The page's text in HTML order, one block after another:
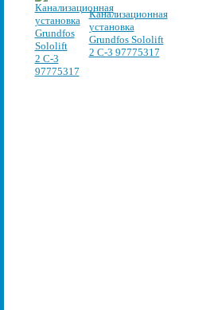
Канализационная
установка
Grundfos Sololift
2 C-3 97775317